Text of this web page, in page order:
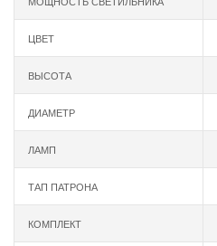
ЦВЕТ
ВЫСОТА
ДИАМЕТР
ЛАМП
ТАП ПАТРОНА
КОМПЛЕКТ